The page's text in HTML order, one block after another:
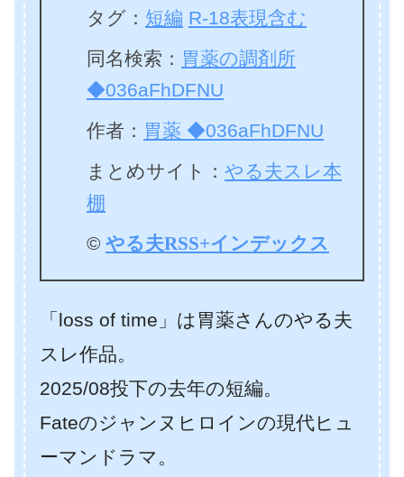
タグ： 短編 R-18表現含む
同名検索： 胃薬の調剤所
◆036aFhDFNU
作者： 胃薬 ◆036aFhDFNU
まとめサイト： やる夫スレ本
棚
© やる夫RSS+インデックス
「loss of time」は胃薬さんのやる夫
スレ作品。
2025/08投下の去年の短編。
Fateのジャンヌヒロインの現代ヒュ
ーマンドラマ。